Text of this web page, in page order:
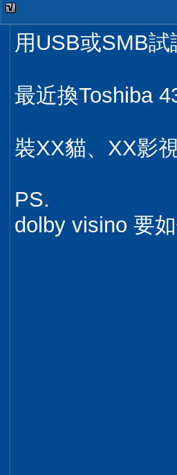
用USB或SMB
最近換Toshiba
裝XX貓、XX影
PS.
dolby visino 要